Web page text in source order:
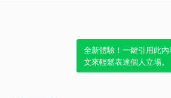
全新體驗！一鍵引用此
文來輕鬆表達個人立場。